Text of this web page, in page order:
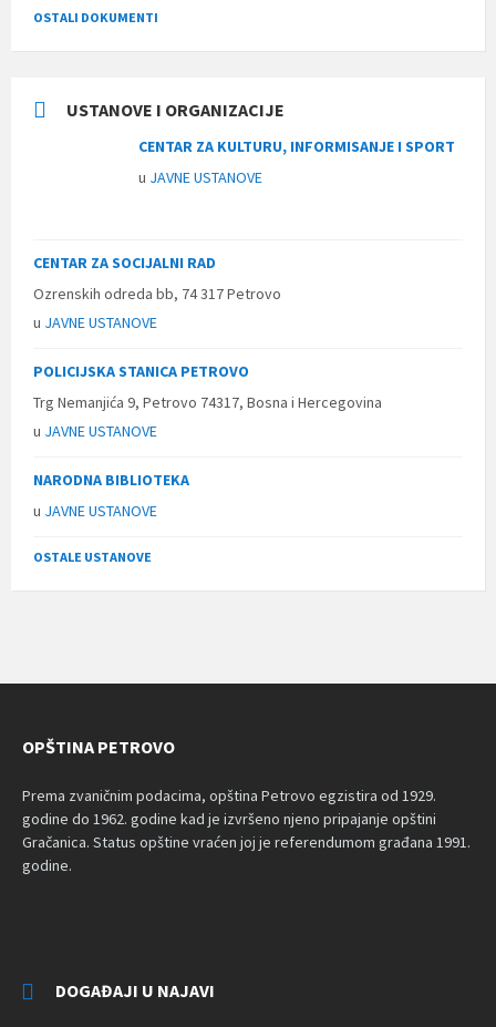
OSTALI DOKUMENTI
USTANOVE I ORGANIZACIJE
CENTAR ZA KULTURU, INFORMISANJE I SPORT
u JAVNE USTANOVE
CENTAR ZA SOCIJALNI RAD
Ozrenskih odreda bb, 74 317 Petrovo
u JAVNE USTANOVE
POLICIJSKA STANICA PETROVO
Trg Nemanjića 9, Petrovo 74317, Bosna i Hercegovina
u JAVNE USTANOVE
NARODNA BIBLIOTEKA
u JAVNE USTANOVE
OSTALE USTANOVE
OPŠTINA PETROVO
Prema zvaničnim podacima, opština Petrovo egzistira od 1929.
godine do 1962. godine kad je izvršeno njeno pripajanje opštini
Gračanica. Status opštine vraćen joj je referendumom građana 1991.
godine.
DOGAĐAJI U NAJAVI